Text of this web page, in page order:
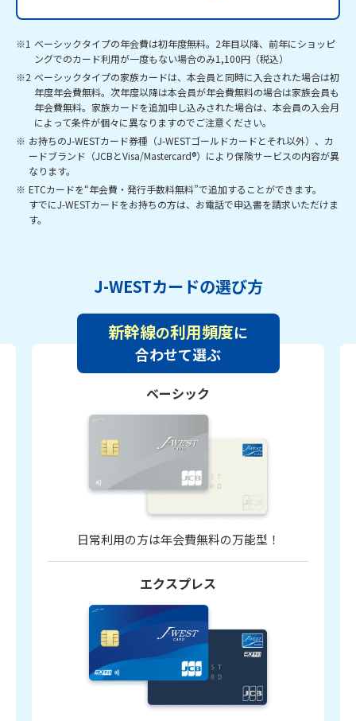
※1 ベーシックタイプの年会費は初年度無料。2年目以降、前年にショッピ
ングでのカード利用が一度もない場合のみ1,100円（税込）
※2 ベーシックタイプの家族カードは、本会員と同時に入会された場合は初
年度年会費無料。次年度以降は本会員が年会費無料の場合は家族会員も
年会費無料。家族カードを追加申し込みされた場合は、本会員の入会月
によって条件が個々に異なりますのでご注意ください。
※ お持ちのJ-WESTカード券種（J-WESTゴールドカードとそれ以外）、カ
ードブランド（JCBとVisa/Mastercard®）により保険サービスの内容が異
なります。
※ ETCカードを“年会費・発行手数料無料”で追加することができます。
すでにJ-WESTカードをお持ちの方は、お電話で申込書を請求いただけま
す。
J-WESTカードの選び方
新幹線の利用頻度に
合わせて選ぶ
ベーシック
日常利用の方は年会費無料の万能型！
エクスプレス